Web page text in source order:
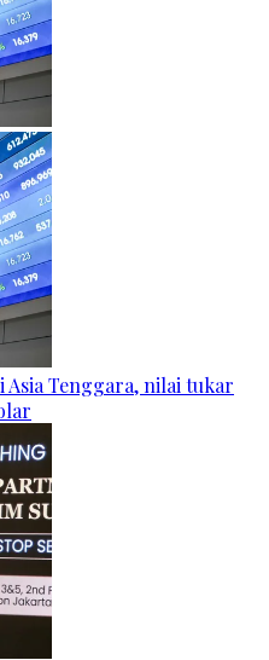
Tenggara, nilai tukar